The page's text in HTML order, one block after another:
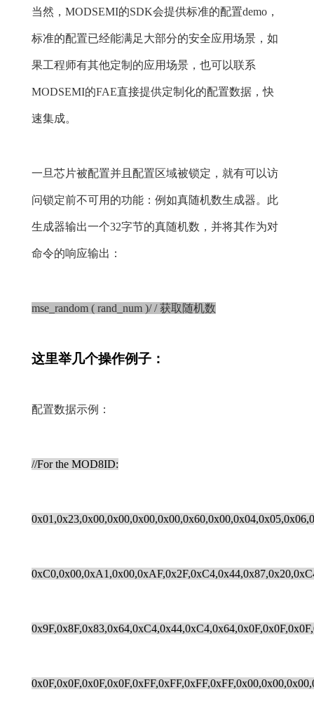
当然，MODSEMI的SDK会提供标准的配置demo，
标准的配置已经能满足大部分的安全应用场景，如
果工程师有其他定制的应用场景，也可以联系
MODSEMI的FAE直接提供定制化的配置数据，快
速集成。
一旦芯片被配置并且配置区域被锁定，就有可以访
问锁定前不可用的功能：例如真随机数生成器。此
生成器输出一个32字节的真随机数，并将其作为对
命令的响应输出：
mse_random ( rand_num )/ / 获取随机数
这里举几个操作例子：
配置数据示例：
//For the MOD8ID: